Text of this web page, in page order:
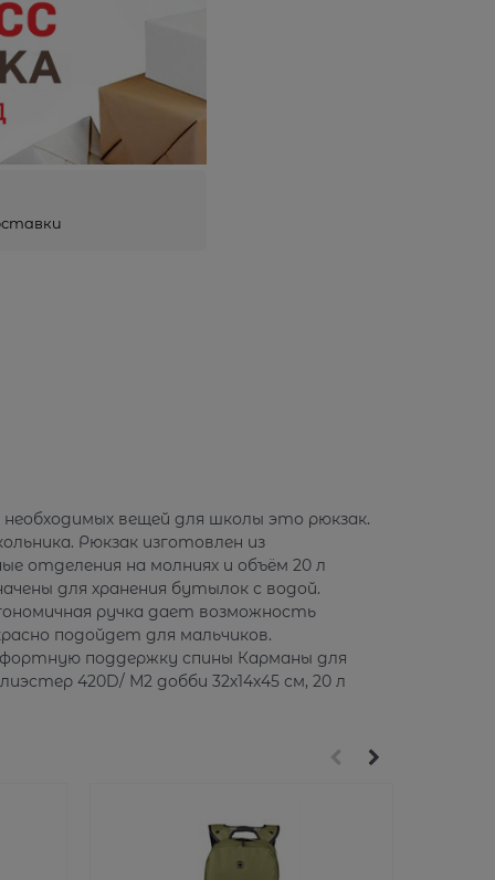
необходимых вещей для школы это рюкзак.
Рюкзак изготовлен из
отделения на молниях и объём 20 л
для хранения бутылок с водой.
ручка дает возможность
подойдет для мальчиков.
поддержку спины Карманы для
420D/ М2 добби 32х14х45 см, 20 л